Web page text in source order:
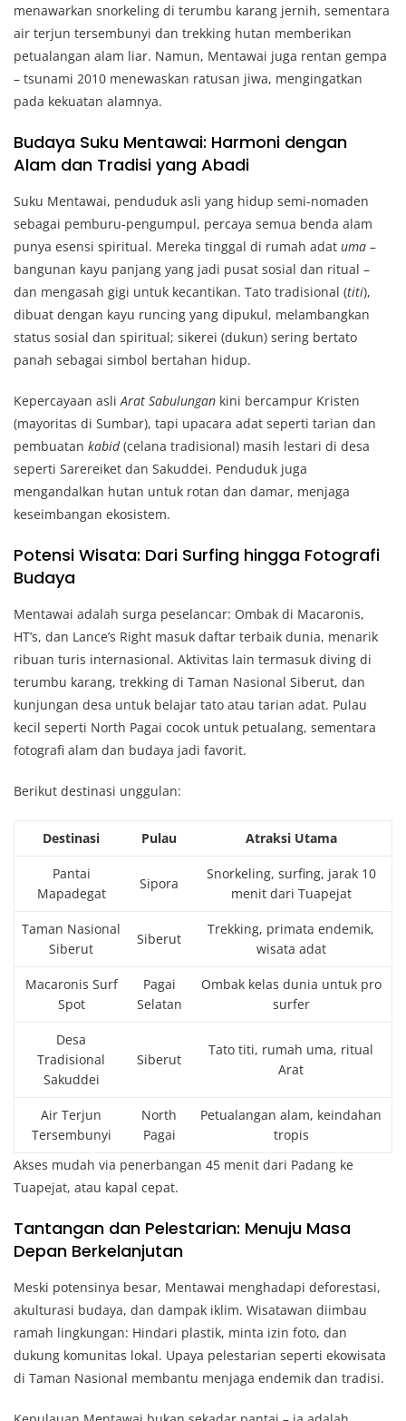
menawarkan snorkeling di terumbu karang jernih, sementara
air terjun tersembunyi dan trekking hutan memberikan
petualangan alam liar. Namun, Mentawai juga rentan gempa
– tsunami 2010 menewaskan ratusan jiwa, mengingatkan
pada kekuatan alamnya.
Budaya Suku Mentawai: Harmoni dengan
Alam dan Tradisi yang Abadi
Suku Mentawai, penduduk asli yang hidup semi-nomaden
sebagai pemburu-pengumpul, percaya semua benda alam
punya esensi spiritual. Mereka tinggal di rumah adat uma –
bangunan kayu panjang yang jadi pusat sosial dan ritual –
dan mengasah gigi untuk kecantikan. Tato tradisional (titi),
dibuat dengan kayu runcing yang dipukul, melambangkan
status sosial dan spiritual; sikerei (dukun) sering bertato
panah sebagai simbol bertahan hidup.
Kepercayaan asli Arat Sabulungan kini bercampur Kristen
(mayoritas di Sumbar), tapi upacara adat seperti tarian dan
pembuatan kabid(celana tradisional) masih lestari di desa
seperti Sarereiket dan Sakuddei. Penduduk juga
mengandalkan hutan untuk rotan dan damar, menjaga
keseimbangan ekosistem.
Potensi Wisata: Dari Surfing hingga Fotografi
Budaya
Mentawai adalah surga peselancar: Ombak di Macaronis,
HT’s, dan Lance’s Right masuk daftar terbaik dunia, menarik
ribuan turis internasional. Aktivitas lain termasuk diving di
terumbu karang, trekking di Taman Nasional Siberut, dan
kunjungan desa untuk belajar tato atau tarian adat. Pulau
kecil seperti North Pagai cocok untuk petualang, sementara
fotografi alam dan budaya jadi favorit.
Berikut destinasi unggulan:
Destinasi Pulau Atraksi Utama
Pantai
Mapadegat
Sipora
Snorkeling, surfing, jarak 10
menit dari Tuapejat
Taman Nasional
Siberut
Siberut
Trekking, primata endemik,
wisata adat
Macaronis Surf
Spot
Pagai
Selatan
Ombak kelas dunia untuk pro
surfer
Desa
Tradisional
Sakuddei
Siberut
Tato titi, rumah uma, ritual
Arat
Air Terjun
Tersembunyi
North
Pagai
Petualangan alam, keindahan
tropis
Akses mudah via penerbangan 45 menit dari Padang ke
Tuapejat, atau kapal cepat.
Tantangan dan Pelestarian: Menuju Masa
Depan Berkelanjutan
Meski potensinya besar, Mentawai menghadapi deforestasi,
akulturasi budaya, dan dampak iklim. Wisatawan diimbau
ramah lingkungan: Hindari plastik, minta izin foto, dan
dukung komunitas lokal. Upaya pelestarian seperti ekowisata
di Taman Nasional membantu menjaga endemik dan tradisi.